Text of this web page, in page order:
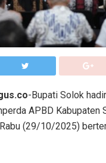
-Bupati Solok
APBD Kabupaten
(29/10/2025)